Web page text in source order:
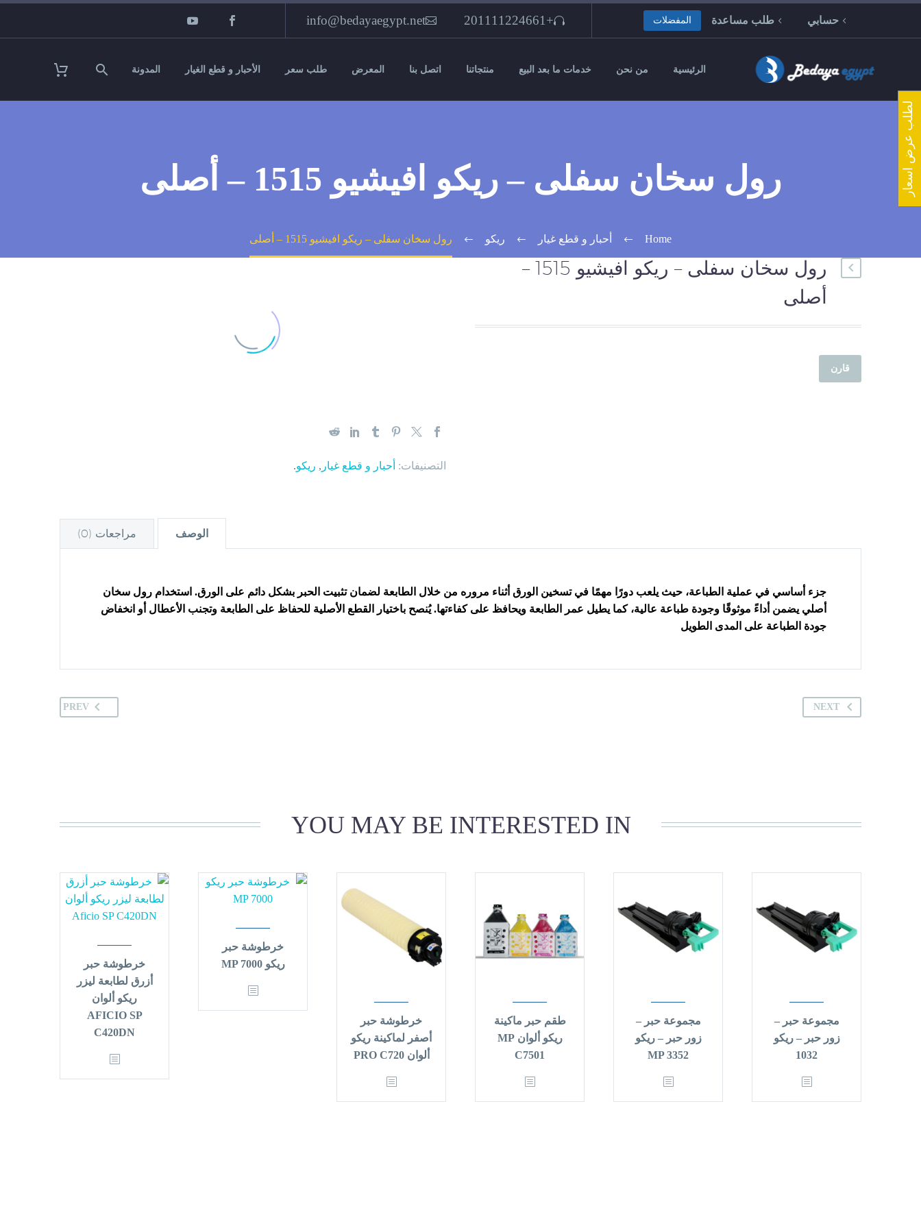
+201111224661
info@bedayaegypt.net حسابي طلب مساعدة المفضلات
الرئيسية من نحن خدمات ما بعد البيع منتجاتنا اتصل بنا المعرض طلب سعر الأحبار و قطع الغيار المدونة
رول سخان سفلى – ريكو افيشيو 1515 – أصلى
Home أحبار و قطع غيار ريكو رول سخان سفلى – ريكو افيشيو 1515 – أصلى
التصنيفات: أحبار و قطع غيار , ريكو.
رول سخان سفلى – ريكو افيشيو 1515 –
أصلى
قارن
الوصف مراجعات (0)
جزء أساسي في عملية الطباعة، حيث يلعب دورًا مهمًا في تسخين الورق أثناء مروره من خلال الطابعة لضمان تثبيت الحبر بشكل دائم على الورق. استخدام رول سخان
أصلي يضمن أداءً موثوقًا وجودة طباعة عالية، كما يطيل عمر الطابعة ويحافظ على كفاءتها. يُنصح باختيار القطع الأصلية للحفاظ على الطابعة وتجنب الأعطال أو انخفاض
جودة الطباعة على المدى الطويل
PREV NEXT
YOU MAY BE INTERESTED IN
مجموعة حبر –
زور حبر – ريكو
1032
مجموعة حبر –
زور حبر – ريكو
MP 3352
طقم حبر ماكينة
ريكو ألوان MP
C7501
خرطوشة حبر
أصفر لماكينة ريكو
ألوان PRO C720
خرطوشة حبر
ريكو MP 7000
خرطوشة حبر
أزرق لطابعة ليزر
ريكو ألوان
AFICIO SP
C420DN
لطلب عرض اسعار